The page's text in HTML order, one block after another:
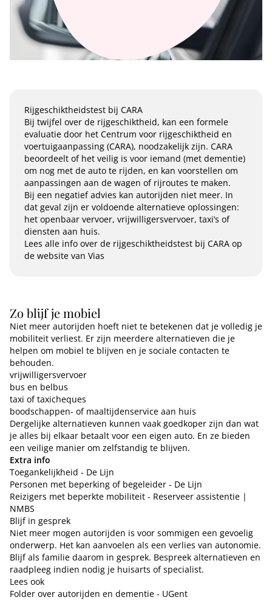
Rijgeschiktheidstest bij CARA
Bij twijfel over de rijgeschiktheid, kan een formele
evaluatie door het Centrum voor rijgeschiktheid en
voertuigaanpassing (CARA), noodzakelijk zijn. CARA
beoordeelt of het veilig is voor iemand (met dementie)
om nog met de auto te rijden, en kan voorstellen om
aanpassingen aan de wagen of rijroutes te maken.
Bij een negatief advies kan autorijden niet meer. In
dat geval zijn er voldoende alternatieve oplossingen:
het openbaar vervoer, vrijwilligersvervoer, taxi’s of
diensten aan huis.
Lees alle info over de rijgeschiktheidstest bij CARA op
de website van Vias
Zo blijf je mobiel
Niet meer autorijden hoeft niet te betekenen dat je volledig je
mobiliteit verliest. Er zijn meerdere alternatieven die je
helpen om mobiel te blijven en je sociale contacten te
behouden.
vrijwilligersvervoer
bus en belbus
taxi of taxicheques
boodschappen- of maaltijdenservice aan huis
Dergelijke alternatieven kunnen vaak goedkoper zijn dan wat
je alles bij elkaar betaalt voor een eigen auto. En ze bieden
een veilige manier om zelfstandig te blijven.
Extra info
Toegankelijkheid - De Lijn
Personen met beperking of begeleider - De Lijn
Reizigers met beperkte mobiliteit - Reserveer assistentie |
NMBS
Blijf in gesprek
Niet meer mogen autorijden is voor sommigen een gevoelig
onderwerp. Het kan aanvoelen als een verlies van autonomie.
Blijf als familie daarom in gesprek. Bespreek alternatieven en
raadpleeg indien nodig je huisarts of specialist.
Lees ook
Folder over autorijden en dementie - UGent